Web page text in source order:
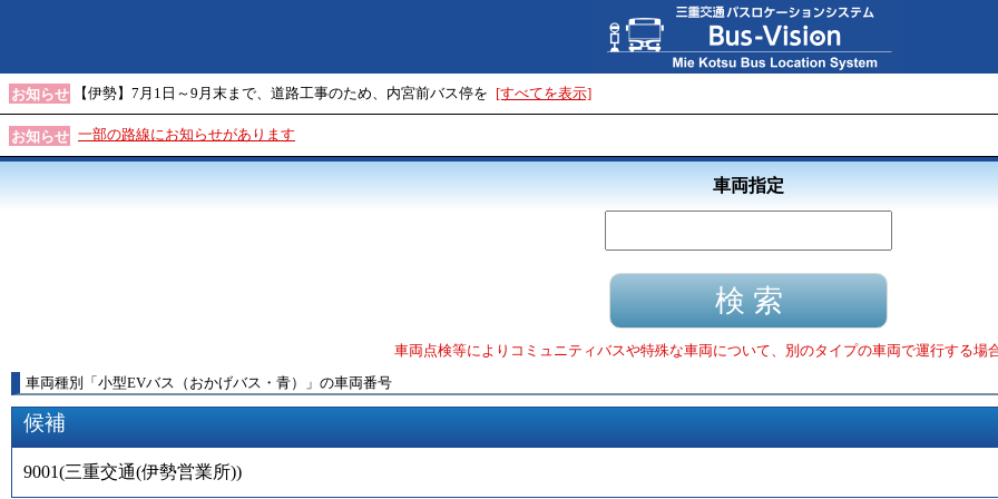
お知らせ 【伊勢】7月1日～9月末まで、道路工事のため、内宮前バス停を [すべてを表示]
お知らせ 一部の路線にお知らせがあります
車両指定
車両点検等によりコミュニティバスや特殊な車両について、別のタイプの車両で運行する場
車両種別
「 小型EVバス（おかげバス・青） 」 の車両番号
候補
9001(三重交通(伊勢営業所))